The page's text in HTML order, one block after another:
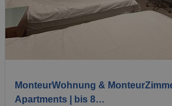
MonteurWohnung &
Apartments | bis 8…